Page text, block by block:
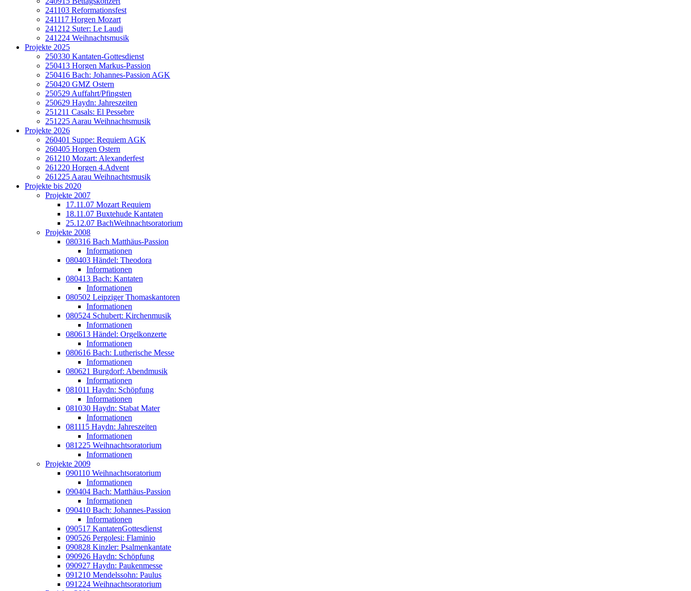
241103 Reformationsfest
241117 Horgen Mozart
241212 Suter: Le Laudi
241224 Weihnachtsmusik
Projekte 2025
250330 Kantaten-Gottesdienst
250413 Horgen Markus-Passion
250416 Bach: Johannes-Passion AGK
250420 GMZ Ostern
250529 Auffahrt/Pfingsten
250629 Haydn: Jahreszeiten
251211 Casals: El Pessebre
251225 Aarau Weihnachtsmusik
Projekte 2026
260401 Suppe: Requiem AGK
260405 Horgen Ostern
261210 Mozart: Alexanderfest
261220 Horgen 4.Advent
261225 Aarau Weihnachtsmusik
Projekte bis 2020
Projekte 2007
17.11.07 Mozart Requiem
18.11.07 Buxtehude Kantaten
25.12.07 BachWeihnachtsoratorium
Projekte 2008
080316 Bach Matthäus-Passion
Informationen
080403 Händel: Theodora
Informationen
080413 Bach: Kantaten
Informationen
080502 Leipziger Thomaskantoren
Informationen
080524 Schubert: Kirchenmusik
Informationen
080613 Händel: Orgelkonzerte
Informationen
080616 Bach: Lutherische Messe
Informationen
080621 Burgdorf: Abendmusik
Informationen
081011 Haydn: Schöpfung
Informationen
081030 Haydn: Stabat Mater
Informationen
081115 Haydn: Jahreszeiten
Informationen
081225 Weihnachtsoratorium
Informationen
Projekte 2009
090110 Weihnachtsoratorium
Informationen
090404 Bach: Matthäus-Passion
Informationen
090410 Bach: Johannes-Passion
Informationen
090517 KantatenGottesdienst
090526 Pergolesi: Flaminio
090828 Kinzler: Psalmenkantate
090926 Haydn: Schöpfung
090927 Haydn: Paukenmesse
091210 Mendelssohn: Paulus
091224 Weihnachtsoratorium